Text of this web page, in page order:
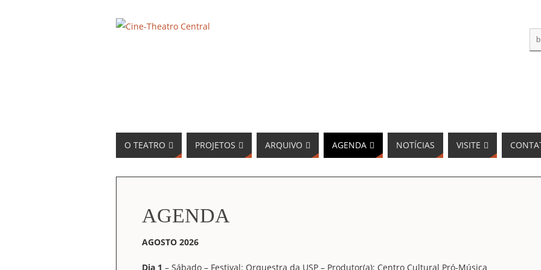
O TEATRO PROJETOS ARQUIVO AGENDA NOTÍCIAS VISITE
AGENDA
AGOSTO 2026
Dia 1 – Sábado – Festival: Orquestra da USP – Produtor(a): Centro Cultural Pró-Música